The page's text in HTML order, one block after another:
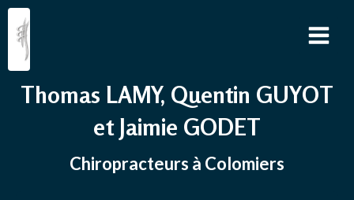
Thomas LAMY, Quentin GUYOT
et Jaimie GODET
Chiropracteurs à Colomiers